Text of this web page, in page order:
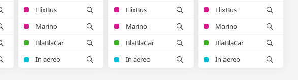
FlixBus
Marino
BlaBlaCar
In aereo
FlixBus
Marino
BlaBlaCar
In aereo
FlixBus
Marino
BlaBlaCar
In aereo